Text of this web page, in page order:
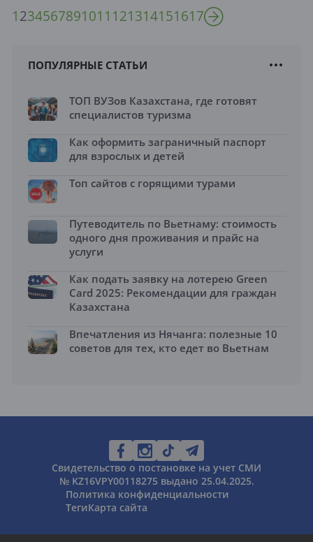
1234567891011 121314151617
ПОПУЛЯРНЫЕ СТАТЬИ
ТОП ВУЗов Казахстана, где готовят
специалистов туризма
Как оформить заграничный паспорт
для взрослых и детей
Топ сайтов с горящими турами
Путеводитель по Вьетнаму: стоимость
одного дня проживания и прайс на
услуги
Как подать заявку на лотерею Green
Card 2025: Рекомендации для граждан
Казахстана
Впечатления из Нячанга: полезные 10
советов для тех, кто едет во Вьетнам
Свидетельство о постановке на учет СМИ
№ KZ16VPY00118275 выдано 25.04.2025.
Политика конфиденциальности
ТегиКарта сайта